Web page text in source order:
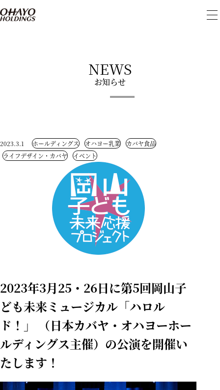
メ
NEWS
お知らせ
2023.3.1 ホールディングス オハヨー乳業
カバヤ食品
ライフデザイン・カバヤ
イベント
2023年3月25・26日に第5回岡山子
ども未来ミュージカル「ハロル
ド！」 （日本カバヤ・オハヨーホー
ルディングス主催）の公演を開催い
たします！